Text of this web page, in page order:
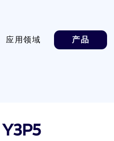
应用领域 产品